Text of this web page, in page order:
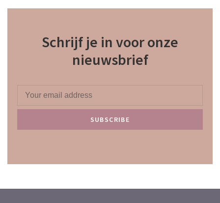
Schrijf je in voor onze
nieuwsbrief
SUBSCRIBE